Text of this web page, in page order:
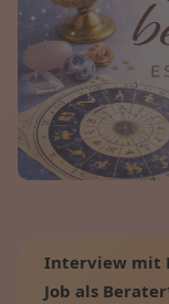
Interview mit
Job als